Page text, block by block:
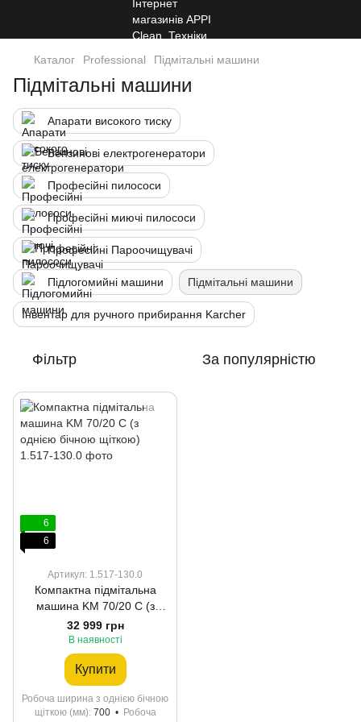
Каталог Professional Підмітальні машини
Підмітальні машини
Апарати високого тиску
Бензинові електрогенератори
Професійні пилососи
Професійні миючі пилососи
Професійні Пароочищувачі
Підлогомийні машини Підмітальні машини
Інвентар для ручного прибирання Karcher
Фільтр За популярністю
6
6
Артикул: 1.517-130.0
Компактна підмітальна
машина KM 70/20 C (з
однією бічною щіткою)
32 999 грн
В наявності
Купити
Робоча ширина з однією бічною
щіткою (мм) 700
Робоча